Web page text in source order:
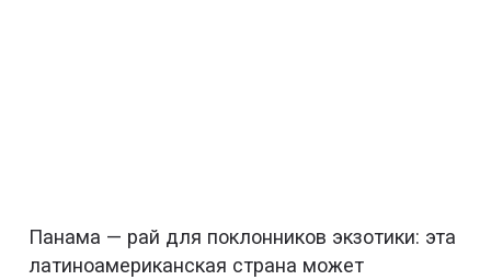
Панама — рай для поклонников экзотики: эта
латиноамериканская страна может